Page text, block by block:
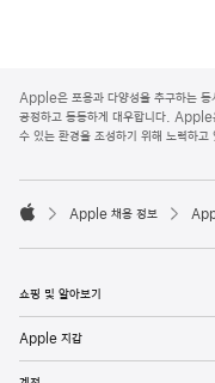
p
p
l
o
e
Apple은 포용과 다양성을 추구하는 동
공정하고 동등하게 대우합니다. Apple
수 있는 환경을 조성하기 위해 노력하고

p
l
Apple 채용 정보
쇼핑 및 알아보기
Apple 지갑